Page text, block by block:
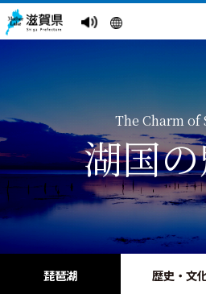
The Charm of
湖国
琵琶湖 歴史・文